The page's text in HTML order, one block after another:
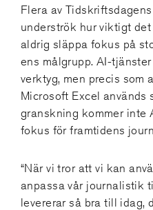
Flera av
underströk hur viktigt
aldrig släppa fokus på
ens målgrupp. AI-
verktyg, men precis som
Microsoft Excel används
granskning kommer inte
fokus för framtidens
“När vi tror att vi kan
anpassa vår journalistik
levererar så bra till idag,